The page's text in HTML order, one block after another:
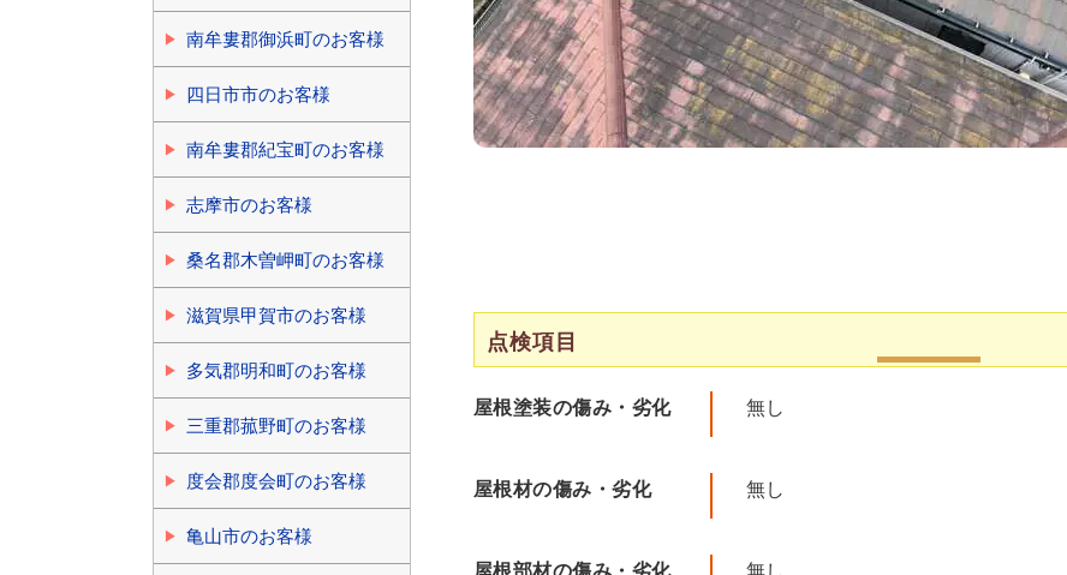
点検項目
屋根塗装の傷み・劣化 無し
屋根材の傷み・劣化 無し
屋根部材の傷み・劣化 無し
南牟婁郡御浜町のお客様
四日市市のお客様
南牟婁郡紀宝町のお客様
志摩市のお客様
桑名郡木曽岬町のお客様
滋賀県甲賀市のお客様
多気郡明和町のお客様
三重郡菰野町のお客様
度会郡度会町のお客様
亀山市のお客様